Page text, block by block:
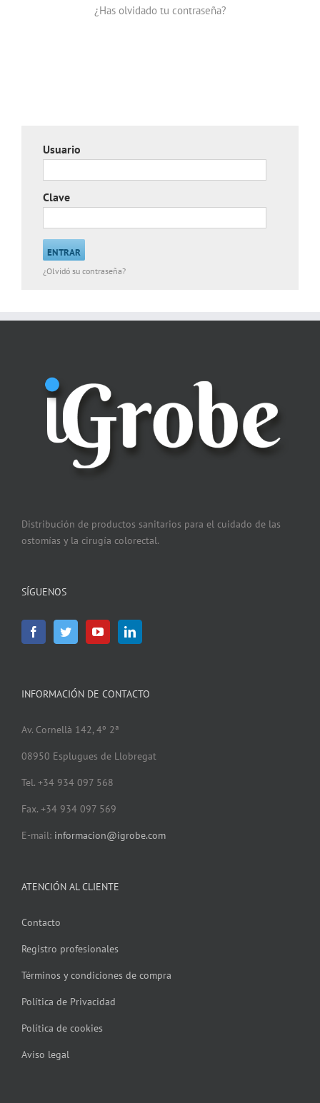
¿Has olvidado tu contraseña?
Usuario
Clave
¿Olvidó su contraseña?
Distribución de productos sanitarios para el cuidado de las
ostomías y la cirugía colorectal.
SÍGUENOS
INFORMACIÓN DE CONTACTO
Av. Cornellà 142, 4º 2ª
08950 Esplugues de Llobregat
Tel. +34 934 097 568
Fax. +34 934 097 569
E-mail: informacion@igrobe.com
ATENCIÓN AL CLIENTE
Contacto
Registro profesionales
Términos y condiciones de compra
Política de Privacidad
Política de cookies
Aviso legal